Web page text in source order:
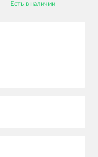
Есть в наличии